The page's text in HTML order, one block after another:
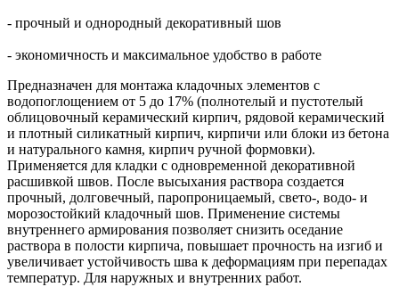
- прочный и однородный декоративный шов
- экономичность и максимальное удобство в работе
Предназначен для монтажа кладочных элементов с
водопоглощением от 5 до 17% (полнотелый и пустотелый
облицовочный керамический кирпич, рядовой керамический
и плотный силикатный кирпич, кирпичи или блоки из бетона
и натурального камня, кирпич ручной формовки).
Применяется для кладки с одновременной декоративной
расшивкой швов. После высыхания раствора создается
прочный, долговечный, паропроницаемый, свето-, водо- и
морозостойкий кладочный шов. Применение системы
внутреннего армирования позволяет снизить оседание
раствора в полости кирпича, повышает прочность на изгиб и
увеличивает устойчивость шва к деформациям при перепадах
температур. Для наружных и внутренних работ.